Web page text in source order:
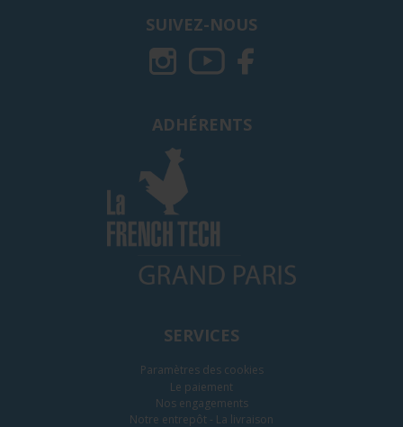
SUIVEZ-NOUS
ADHÉRENTS
SERVICES
Paramètres des cookies
Le paiement
Nos engagements
Notre entrepôt - La livraison